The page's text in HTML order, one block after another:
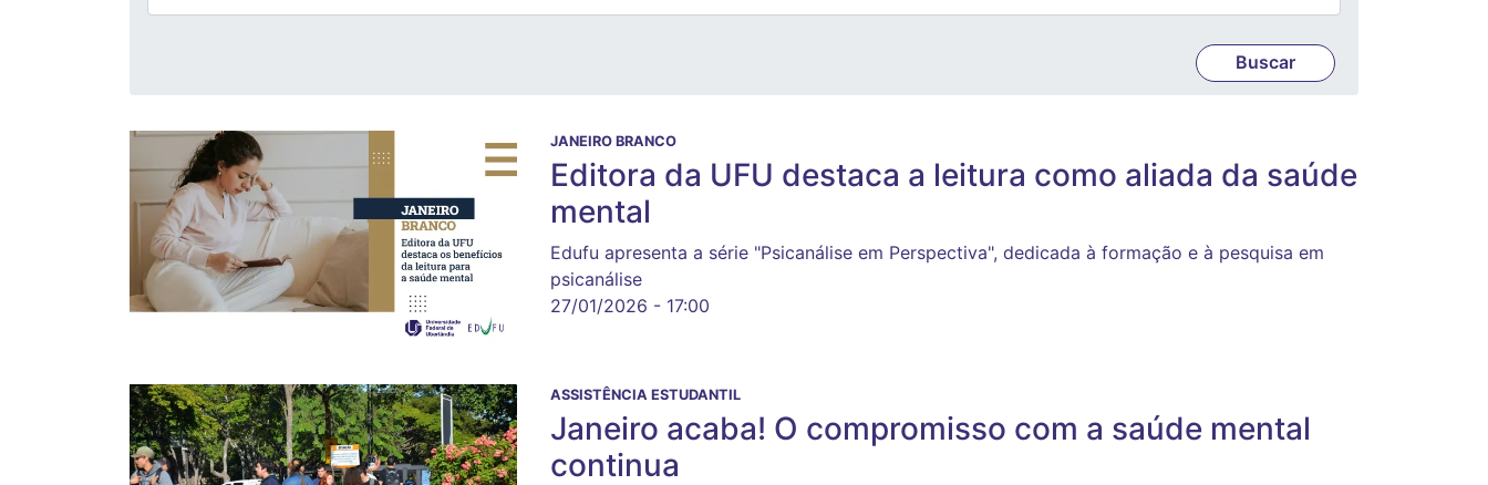
JANEIRO BRANCO
Editora da UFU destaca a leitura como aliada da saúde
mental
Edufu apresenta a série "Psicanálise em Perspectiva", dedicada à formação e à pesquisa em
psicanálise
27/01/2026 - 17:00
ASSISTÊNCIA ESTUDANTIL
Janeiro acaba! O compromisso com a saúde mental
continua